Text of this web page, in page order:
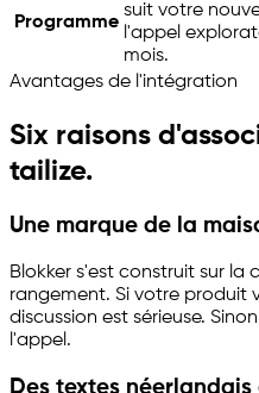
Programme
suit votre
l'appel
mois.
Avantages de l'intégration
Six raisons
tailize.
Une marque de la
Blokker s'est construit sur la
rangement. Si votre produit
discussion est sérieuse.
l'appel.
Des textes